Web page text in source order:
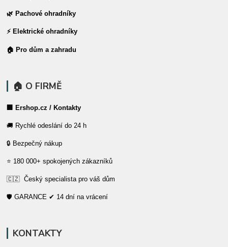
🌿 Pachové ohradníky
⚡ Elektrické ohradníky
🏠 Pro dům a zahradu
🏠 O FIRMĚ
🏢 Ershop.cz / Kontakty
🚚 Rychlé odeslání do 24 h
🔒 Bezpečný nákup
⭐ 180 000+ spokojených zákazníků
🇨🇿 Český specialista pro váš dům
🛡️ GARANCE ✔ 14 dní na vrácení
KONTAKTY